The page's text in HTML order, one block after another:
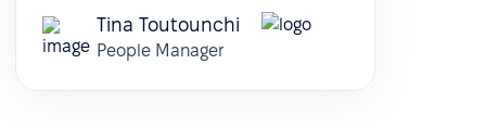
Tina Toutounchi
People Manager